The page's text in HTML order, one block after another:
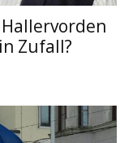
Zufall?